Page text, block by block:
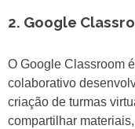
2. Google
O Google Classroom
colaborativo
criação de turmas
compartilhar